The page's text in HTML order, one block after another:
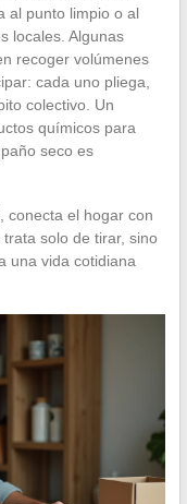
al punto limpio o al
locales. Algunas
recoger volúmenes
cada uno pliega,
colectivo. Un
químicos para
seco es
conecta el hogar con
trata solo de tirar, sino
una vida cotidiana